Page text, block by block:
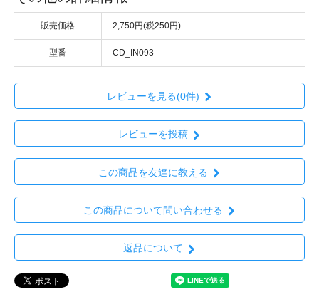
販売価格 2,750円(税250円)
型番 CD_IN093
レビューを見る(0件)
レビューを投稿
この商品を友達に教える
この商品について問い合わせる
返品について